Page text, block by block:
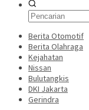
Berita Otomotif
Berita Olahraga
Kejahatan
Nissan
Bulutangkis
DKI Jakarta
Gerindra